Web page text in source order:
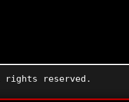
rights reserved.